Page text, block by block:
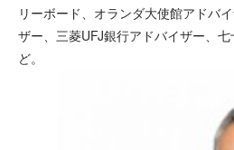
リーボード、オランダ大使館アドバ
ザー、三菱UFJ銀行アドバイザー、
ど。